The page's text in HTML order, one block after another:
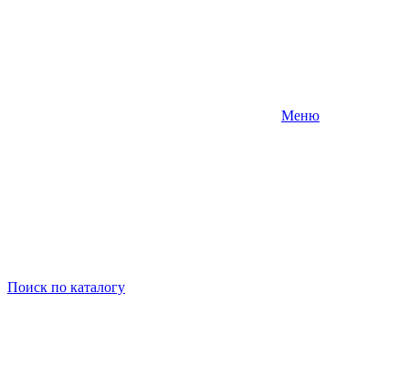
Меню
Поиск по каталогу